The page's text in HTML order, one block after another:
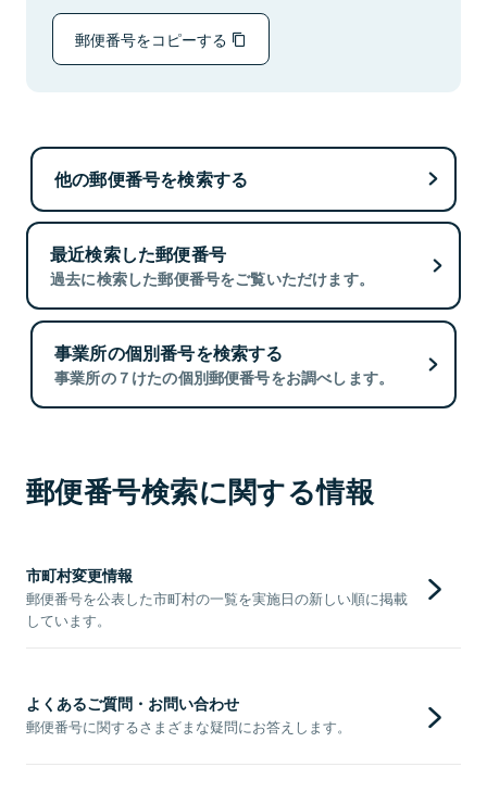
郵便番号をコピーする
他の郵便番号を検索する
最近検索した郵便番号
過去に検索した郵便番号をご覧いただけます。
事業所の個別番号を検索する
事業所の７けたの個別郵便番号をお調べします。
郵便番号検索に関する情報
市町村変更情報
郵便番号を公表した市町村の一覧を実施日の新しい順に掲載
しています。
よくあるご質問・お問い合わせ
郵便番号に関するさまざまな疑問にお答えします。